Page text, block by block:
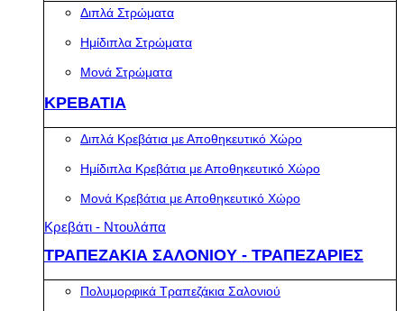
Διπλά Στρώματα
Ημίδιπλα Στρώματα
Μονά Στρώματα
ΚΡΕΒΑΤΙΑ
Διπλά Κρεβάτια με Αποθηκευτικό Χώρο
Ημίδιπλα Κρεβάτια με Αποθηκευτικό Χώρο
Μονά Κρεβάτια με Αποθηκευτικό Χώρο
Κρεβάτι - Ντουλάπα
ΤΡΑΠΕΖΑΚΙΑ ΣΑΛΟΝΙΟΥ - ΤΡΑΠΕΖΑΡΙΕΣ
Πολυμορφικά Τραπεζάκια Σαλονιού